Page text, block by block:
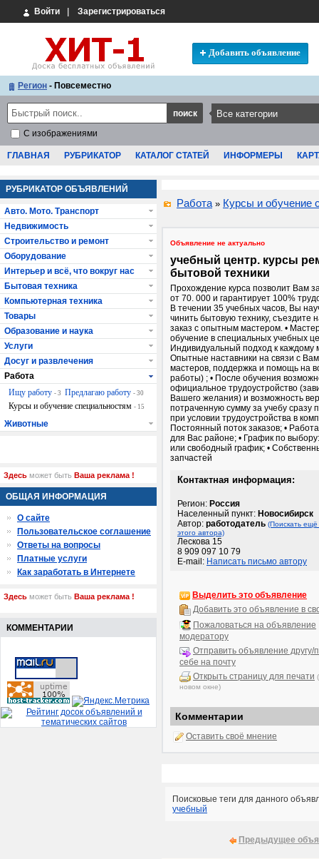
Войти Зарегистрироваться
Добавить объявление
Регион - Повсеместно
С изображениями
ГЛАВНАЯ РУБРИКАТОР КАТАЛОГ СТАТЕЙ ИНФОРМЕРЫ
Работа » Курсы и обучение
Объявление не актуально
учебный центр. курсы
бытовой техники
Прохождение курса позволит Вам
от 70. 000 и гарантирует 100%
В течении 35 учебных часов, Вы
чинить бытовую технику, съездите
заказ с опытным мастером. •
обучение в специальных учебных
Индивидуальный подход к каждому
Опытные наставники на связи с
мастеров, поддержка и помощь на
работы) ; • После обучения
официальное трудоустройство
Вашего желания) и возможность
потраченную сумму за учебу сразу
при условии трудоустройства в
Постоянный поток заказов; •
для Вас районе; • График по
или свободный график; •
запчастей
Контактная информация:
Регион: Россия
Населенный пункт: Новосибирск
Автор: работодатель (Поискать
этого автора)
Лескова 15
8 909 097 10 79
E-mail: Написать письмо автору
Выделить это объявление
Добавить это объявление в
Пожаловаться на объявление
модератору
Отправить объявление другу/
себе на почту
Открыть страницу для печати
новом окне)
Комментарии
Оставить своё мнение
Поисковые теги для данного
учебный
Предыдущее
РУБРИКАТОР ОБЪЯВЛЕНИЙ
Авто. Мото. Транспорт
Недвижимость
Строительство и ремонт
Оборудование
Интерьер и всё, что вокруг нас
Бытовая техника
Компьютерная техника
Товары
Образование и наука
Услуги
Досуг и развлечения
Работа
Ищу работу - 3 Предлагаю работу - 30
Курсы и обучение специальностям - 15
Животные
Здесь может быть Ваша реклама !
ОБЩАЯ ИНФОРМАЦИЯ
О сайте
Пользовательское соглашение
Ответы на вопросы
Платные услуги
Как заработать в Интернете
Здесь может быть Ваша реклама !
КОММЕНТАРИИ